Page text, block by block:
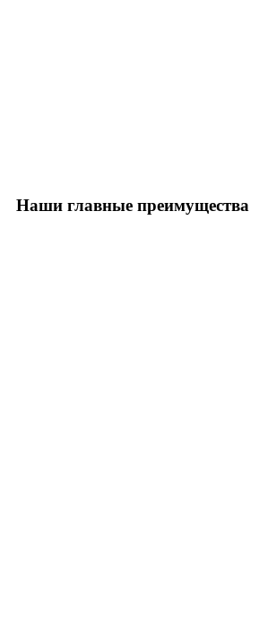
Наши главные преимущества